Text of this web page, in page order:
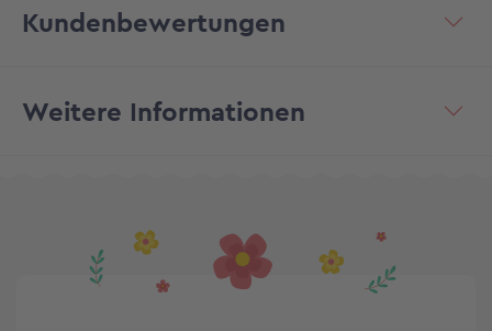
Kundenbewertungen
Weitere Informationen